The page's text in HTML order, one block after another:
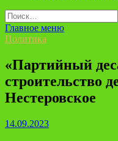
Найти:
Главное меню
Политика
«Партийный
строительство
Нестеровское
14.09.2023